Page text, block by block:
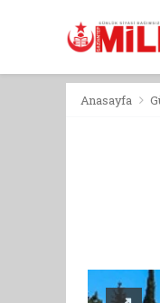
Anasayfa